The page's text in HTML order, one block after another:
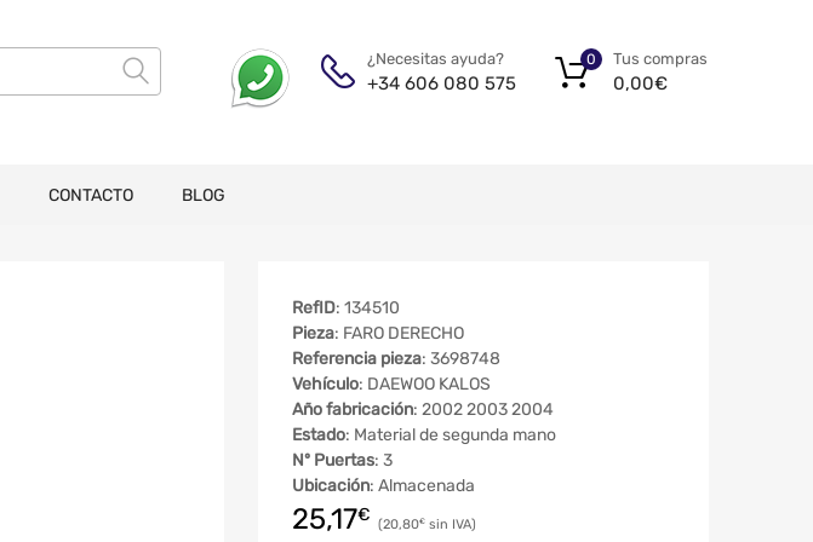
¿Necesitas ayuda?
+34 606 080 575
Tus compras
0,00€
0
CONTACTO BLOG
RefID: 134510
Pieza: FARO DERECHO
Referencia pieza: 3698748
Vehículo: DAEWOO KALOS
Año fabricación: 2002 2003 2004
Estado: Material de segunda mano
Nº Puertas: 3
Ubicación: Almacenada
25,17€ 20,80€